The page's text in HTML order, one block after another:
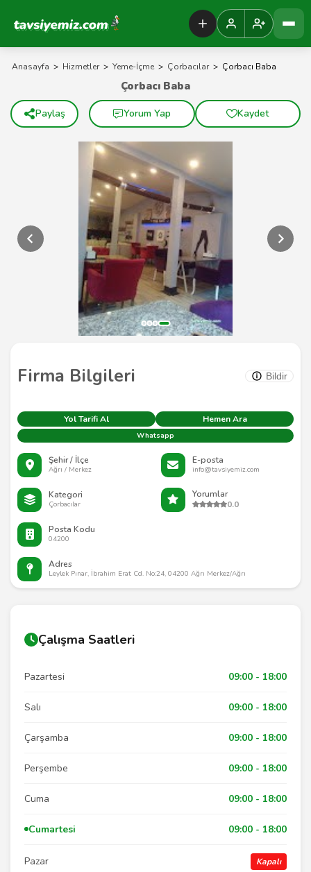
Tavsiyemiz Anasayfa
Anasayfa > Hizmetler > Yeme-İçme > Çorbacılar > Çorbacı Baba
Firma Bilgileri Bildir
Yol Tarifi Al Hemen Ara
Whatsapp
Şehir / İlçe
Ağrı / Merkez
E-posta
info@tavsiyemiz.com
Kategori
Çorbacılar
Yorumlar
0.0
Posta Kodu
04200
Adres
Leylek Pınar, İbrahim Erat Cd. No:24, 04200 Ağrı Merkez/Ağrı
Çorbacı Baba
Paylaş Yorum Yap Kaydet
Çalışma Saatleri
Pazartesi 09:00 - 18:00
Salı 09:00 - 18:00
Çarşamba 09:00 - 18:00
Perşembe 09:00 - 18:00
Cuma 09:00 - 18:00
Cumartesi 09:00 - 18:00
Pazar Kapalı